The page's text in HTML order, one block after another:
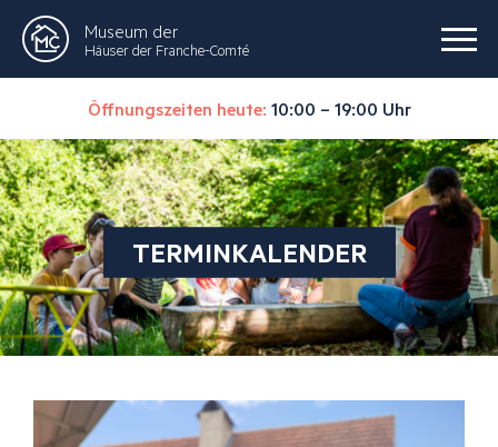
Museum der
Häuser der Franche-Comté
Öffnungszeiten heute: 10:00 – 19:00 Uhr
TERMINKALENDER